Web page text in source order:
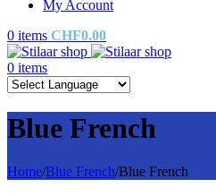
My Account
0 items CHF0.00
0 items
Blue French
Home/Blue French/Blue French